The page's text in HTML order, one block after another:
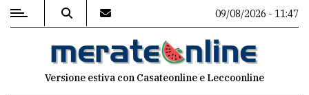
MENU
09/08/2026 - 11:47
Versione estiva con Casateonline e Leccoonline